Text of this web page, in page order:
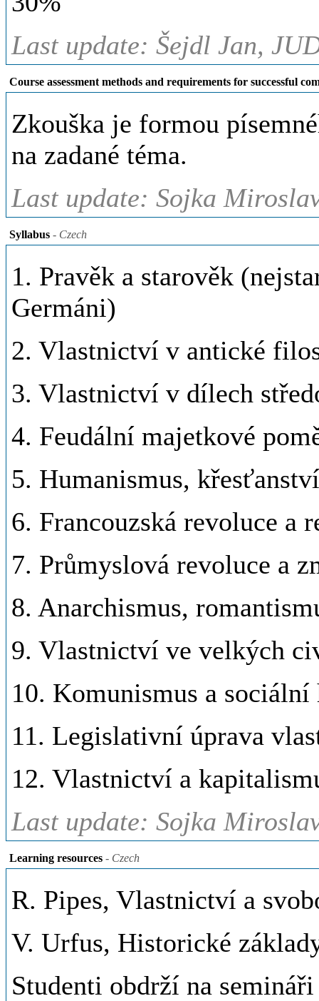
Last update: Šejdl Jan,
Course assessment methods and requirements for successful
Zkouška je formou
na zadané téma.
Last update: Sojka
Syllabus - Czech
1. Pravěk a starověk
Germáni)
2. Vlastnictví v antické
3. Vlastnictví v dílech
4. Feudální majetkové
5. Humanismus,
6. Francouzská revoluce a
7. Průmyslová revoluce a
8. Anarchismus,
9. Vlastnictví ve velkých
10. Komunismus a sociální
11. Legislativní úprava
12. Vlastnictví a
Last update: Sojka
Learning resources - Czech
R. Pipes, Vlastnictví a
V. Urfus, Historické
Studenti obdrží na